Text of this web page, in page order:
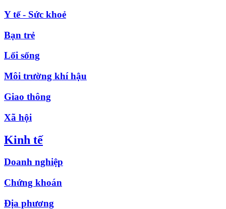
Y tế - Sức khoẻ
Bạn trẻ
Lối sống
Môi trường khí hậu
Giao thông
Xã hội
Kinh tế
Doanh nghiệp
Chứng khoán
Địa phương